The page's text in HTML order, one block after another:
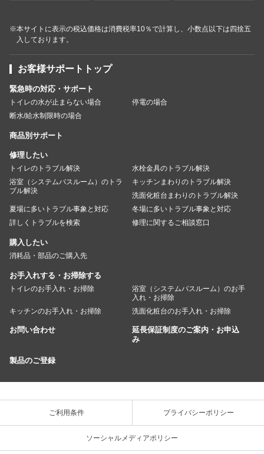
※本サイトに表示の税込価格は消費税率10％で計算し、小数点以下は四捨五
入しております。
お客様サポートトップ
緊急時の対応・サポート
トイレの水が止まらない場合
停電の場合
断水/給水制限時の場合
商品別サポート
修理したい
トイレのトラブル解決
水栓金具のトラブル解決
浴室（システムバスルーム）のトラ
ブル解決
キッチンまわりのトラブル解決
洗面化粧台まわりのトラブル解決
夏場に多いトラブル事象と対応
冬場に多いトラブル事象と対応
詳しくトラブルを検索
修理に関するご相談窓口
購入したい
消耗品・部品のご購入先
お手入れする・お掃除する
トイレのお手入れ・お掃除
浴室（システムバスルーム）のお手
入れ・お掃除
キッチンのお手入れ・お掃除
洗面化粧台のお手入れ・お掃除
お問い合わせ
延長保証制度のご案内・お申込
み
製品のご登録
ご利用条件 プライバシーポリシー
ソーシャルメディアポリシー